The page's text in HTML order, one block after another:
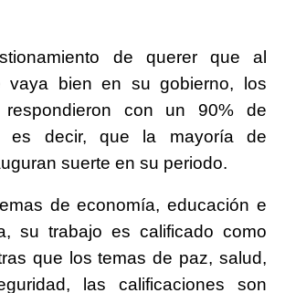
de querer que al
vaya bien en su gobierno, los
respondieron con un 90% de
es decir, que la mayoría de
suerte en su periodo.
de economía, educación e
su trabajo es calificado como
que los temas de paz, salud,
las calificaciones son